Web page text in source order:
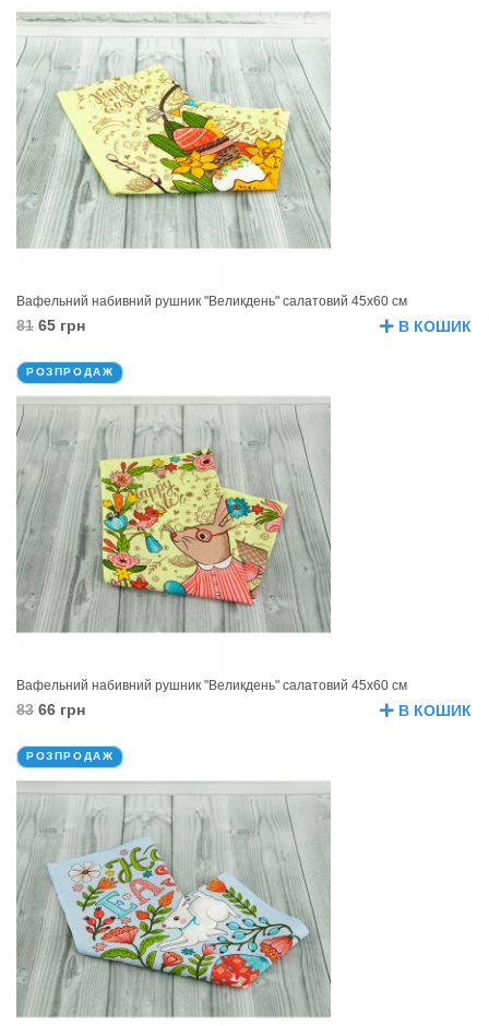
Вафельний набивний рушник "Великдень" салатовий 45х60 см
81 65 грн В КОШИК
РОЗПРОДАЖ
Вафельний набивний рушник "Великдень" салатовий 45х60 см
83 66 грн В КОШИК
РОЗПРОДАЖ